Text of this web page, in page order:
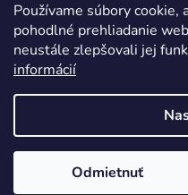
Používame súbory cookie,
pohodlné prehliadanie
neustále zlepšovali jej
informácií
Odmietnuť
Podmienky ochrany osobných
Blog o EO
Copyright 2026